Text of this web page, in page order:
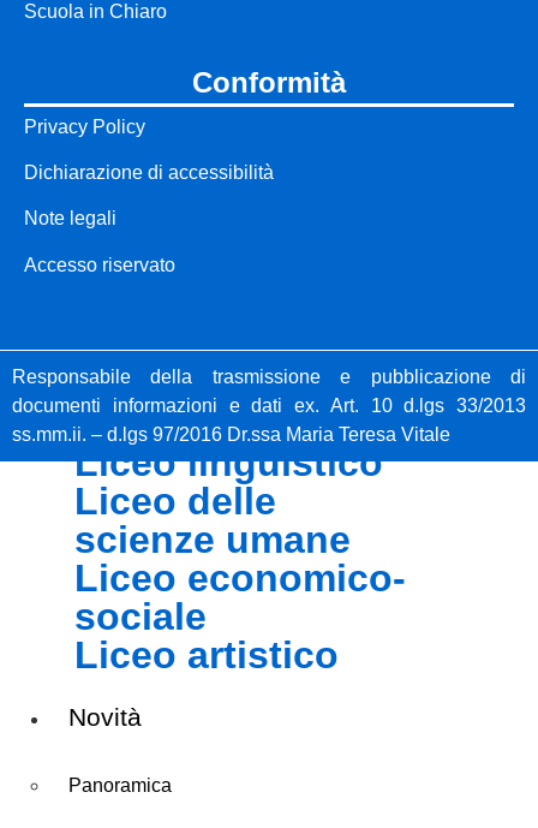
libri di testo
iscrizioni online
pago pa
personale
scolastico
segreteria cloud
registro
interpello
percorsi di studio
liceo linguistico
liceo delle
scienze umane
liceo economico-
sociale
liceo artistico
Novità
Panoramica
Scuola in Chiaro
conformità
Privacy Policy
Dichiarazione di accessibilità
Note legali
Accesso riservato
Responsabile della trasmissione e pubblicazione di
documenti informazioni e dati ex. Art. 10 d.lgs 33/2013
ss.mm.ii. – d.lgs 97/2016 Dr.ssa Maria Teresa Vitale